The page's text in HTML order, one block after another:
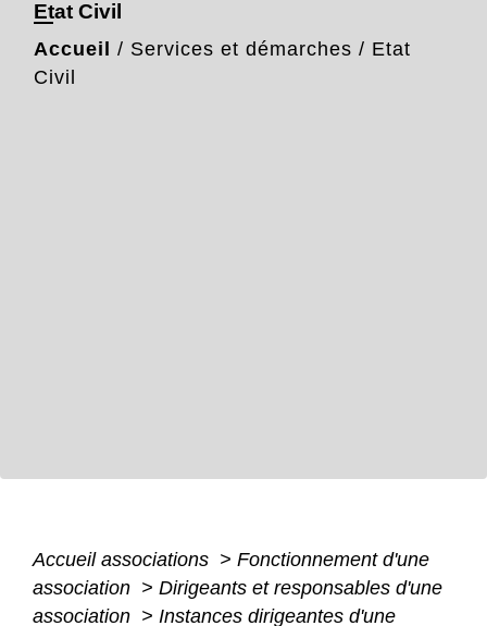
Etat Civil
Accueil / Services et démarches / Etat
Civil
Accueil associations > Fonctionnement d'une
association > Dirigeants et responsables d'une
association > Instances dirigeantes d'une